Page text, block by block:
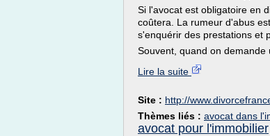
Si l'avocat est obligatoire en
coûtera. La rumeur d'abus
s'enquérir des prestations et
Souvent, quand on demande
Lire la suite
Site : http://
Thèmes liés : avocat dans
avocat pour l'immobilier